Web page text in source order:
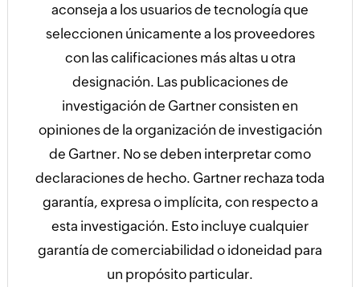
aconseja a los usuarios de tecnología que
seleccionen únicamente a los proveedores
con las calificaciones más altas u otra
designación. Las publicaciones de
investigación de Gartner consisten en
opiniones de la organización de investigación
de Gartner. No se deben interpretar como
declaraciones de hecho. Gartner rechaza toda
garantía, expresa o implícita, con respecto a
esta investigación. Esto incluye cualquier
garantía de comerciabilidad o idoneidad para
un propósito particular.